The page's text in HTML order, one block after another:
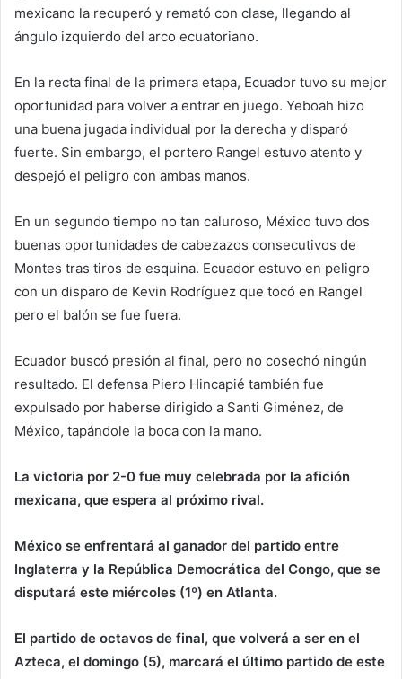
mexicano la recuperó y remató con clase, llegando al
ángulo izquierdo del arco ecuatoriano.
En la recta final de la primera etapa, Ecuador tuvo su mejor
oportunidad para volver a entrar en juego. Yeboah hizo
una buena jugada individual por la derecha y disparó
fuerte. Sin embargo, el portero Rangel estuvo atento y
despejó el peligro con ambas manos.
En un segundo tiempo no tan caluroso, México tuvo dos
buenas oportunidades de cabezazos consecutivos de
Montes tras tiros de esquina. Ecuador estuvo en peligro
con un disparo de Kevin Rodríguez que tocó en Rangel
pero el balón se fue fuera.
Ecuador buscó presión al final, pero no cosechó ningún
resultado. El defensa Piero Hincapié también fue
expulsado por haberse dirigido a Santi Giménez, de
México, tapándole la boca con la mano.
La victoria por 2-0 fue muy celebrada por la afición
mexicana, que espera al próximo rival.
México se enfrentará al ganador del partido entre
Inglaterra y la República Democrática del Congo, que se
disputará este miércoles (1º) en Atlanta.
El partido de octavos de final, que volverá a ser en el
Azteca, el domingo (5), marcará el último partido de este